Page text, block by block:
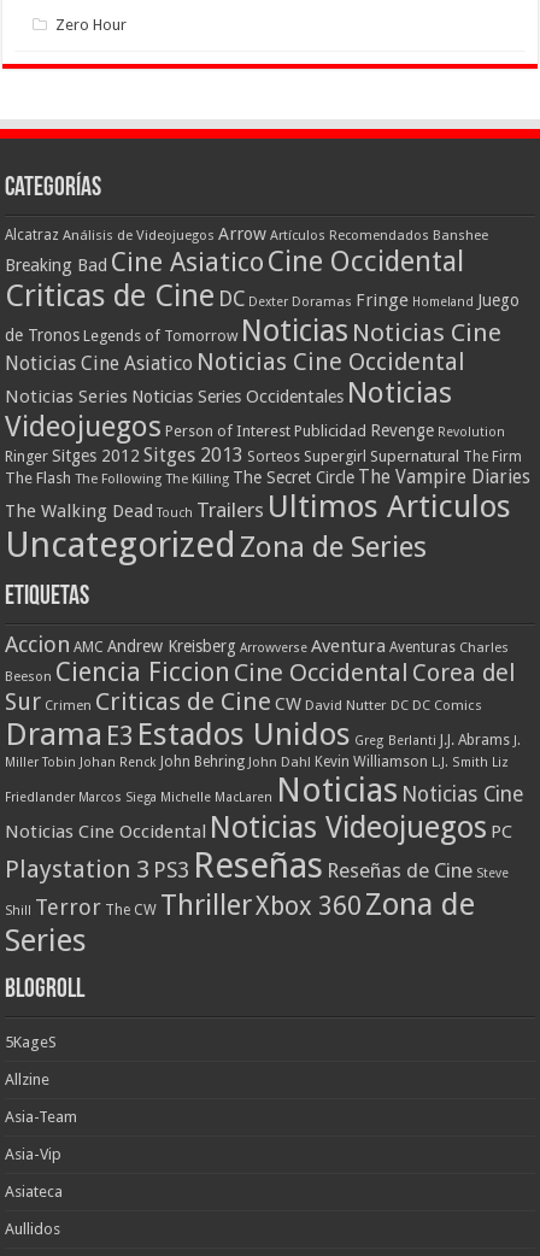
Zero Hour
Categorías
Alcatraz Análisis de Videojuegos Arrow Artículos Recomendados Banshee
Breaking Bad Cine AsiaticoCine Occidental
Criticas de Cine DC Dexter Doramas Fringe Homeland Juego
de Tronos Legends of Tomorrow Noticias Noticias Cine
Noticias Cine Asiatico Noticias Cine Occidental
Noticias Series Noticias Series Occidentales Noticias
Videojuegos Person of Interest Publicidad Revenge Revolution
Ringer Sitges 2012 Sitges 2013 Sorteos Supergirl Supernatural The Firm
The Flash The Following The Killing The Secret Circle The Vampire Diaries
The Walking Dead Touch Trailers Ultimos Articulos
Uncategorized Zona de Series
Etiquetas
Accion AMC Andrew Kreisberg Arrowverse Aventura Aventuras Charles
Beeson Ciencia Ficcion Cine Occidental Corea del
Sur Crimen Criticas de Cine CW David Nutter DC DC Comics
Drama E3 Estados Unidos Greg Berlanti J.J. Abrams J.
Miller Tobin
Johan Renck John Behring John Dahl Kevin Williamson L.J. Smith Liz
Friedlander Marcos Siega Michelle MacLaren Noticias Noticias Cine
Noticias Cine Occidental Noticias Videojuegos PC
Playstation 3 PS3 Reseñas Reseñas de Cine Steve
Shill Terror The CW ThrillerXbox 360 Zona de
Series
Blogroll
5KageS
Allzine
Asia-Team
Asia-Vip
Asiateca
Aullidos